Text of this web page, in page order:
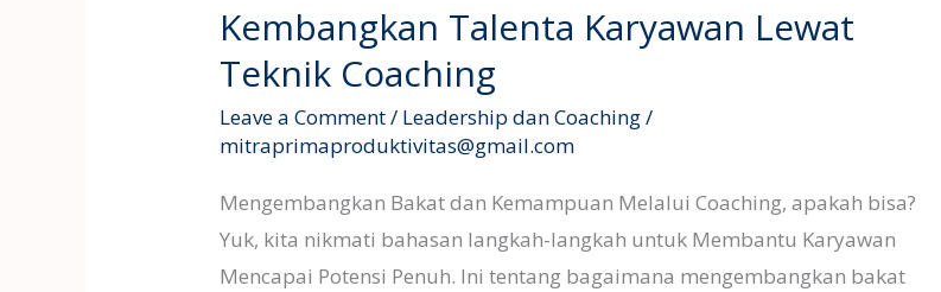
Kembangkan Talenta Karyawan Lewat
Teknik Coaching
Leave a Comment/ Leadership dan Coaching/
mitraprimaproduktivitas@gmail.com
Mengembangkan Bakat dan Kemampuan Melalui Coaching, apakah bisa?
Yuk, kita nikmati bahasan langkah-langkah untuk Membantu Karyawan
Mencapai Potensi Penuh. Ini tentang bagaimana mengembangkan bakat
Karyawan
Lewat
Coaching